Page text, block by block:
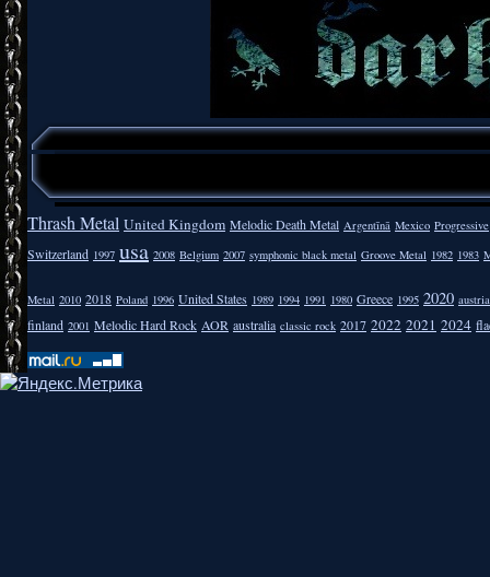
Thrash Metal United Kingdom Melodic Death Metal Argentīnā Mexico Progressive
Switzerland 1997 usa 2008 Belgium 2007 symphonic black metal Groove Metal 1982 1983
Metal 2010 2018 Poland 1996 United States 1989 1994 1991 1980 Greece 1995 2020 austria
finland 2001 Melodic Hard Rock AOR australia classic rock 2017 2022 2021 2024